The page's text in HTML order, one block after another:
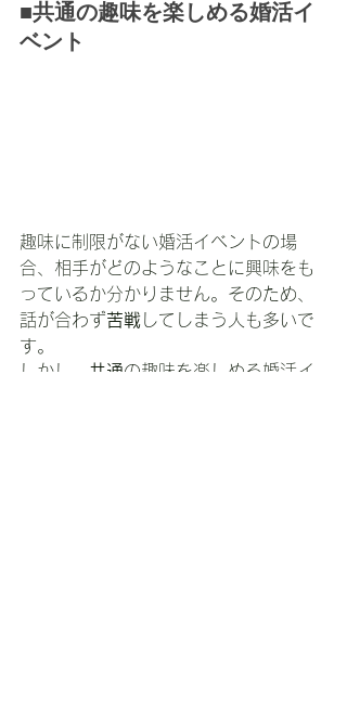
■共通の趣味を楽しめる婚活イ
ベント
趣味に制限がない婚活イベントの場
合、相手がどのようなことに興味をも
っているか分かりません。そのため、
話が合わず苦戦してしまう人も多いで
す。
しかし、 共通の趣味を楽しめる婚活イ